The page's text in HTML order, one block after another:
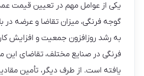
یکی از عوامل مهم در تعیین قیمت
گوجه فرنگی، میزان تقاضا و عرضه در
به رشد روزافزون جمعیت و افزایش
فرنگی در صنایع مختلف، تقاضای
یافته است. از طرف دیگر، تأمین